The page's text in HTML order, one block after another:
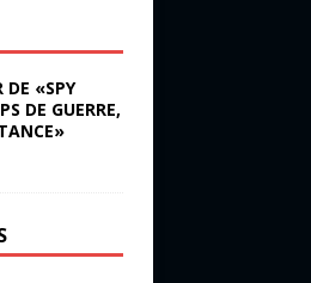
DE «SPY
DE GUERRE,